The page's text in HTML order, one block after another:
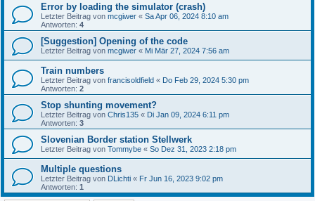
Error by loading the simulator (crash)
Letzter Beitrag von mcgiwer « Sa Apr 06, 2024 8:10 am
Antworten: 4
[Suggestion] Opening of the code
Letzter Beitrag von mcgiwer « Mi Mär 27, 2024 7:56 am
Train numbers
Letzter Beitrag von francisoldfield « Do Feb 29, 2024 5:30 pm
Antworten: 2
Stop shunting movement?
Letzter Beitrag von Chris135 « Di Jan 09, 2024 6:11 pm
Antworten: 3
Slovenian Border station Stellwerk
Letzter Beitrag von Tommybe « So Dez 31, 2023 2:18 pm
Multiple questions
Letzter Beitrag von DLichti « Fr Jun 16, 2023 9:02 pm
Antworten: 1